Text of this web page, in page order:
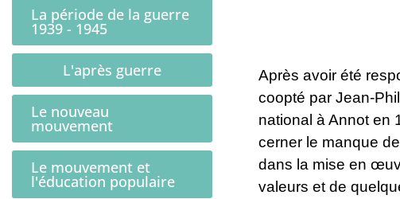
La période de la guerre
1939 - 1945
L'après guerre
Le nouveau
mouvement
Le mouvement et
l'éducation populaire
Après avoir été
coopté par Jean-
national à Annot en
cerner le manque
dans la mise en
valeurs et de